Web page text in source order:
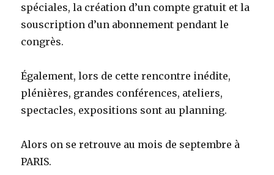
spéciales, la création d’un compte gratuit et la
souscription d’un abonnement pendant le
congrès.
Également, lors de cette rencontre inédite,
plénières, grandes conférences, ateliers,
spectacles, expositions sont au planning.
Alors on se retrouve au mois de septembre à
PARIS.